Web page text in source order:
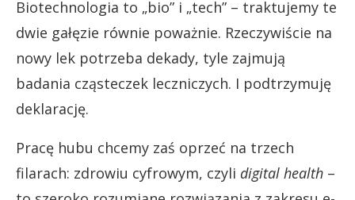
Biotechnologia to „bio” i „tech” – traktujemy te
dwie gałęzie równie poważnie. Rzeczywiście na
nowy lek potrzeba dekady, tyle zajmują
badania cząsteczek leczniczych. I podtrzymuję
deklarację.
Pracę hubu chcemy zaś oprzeć na trzech
filarach: zdrowiu cyfrowym, czyli digital health –